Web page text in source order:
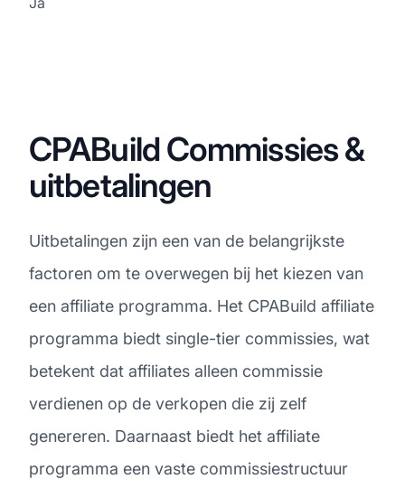
CPABuild Commissies &
uitbetalingen
Uitbetalingen zijn een van de belangrijkste
factoren om te overwegen bij het kiezen van
een affiliate programma. Het CPABuild affiliate
programma biedt single-tier commissies, wat
betekent dat affiliates alleen commissie
verdienen op de verkopen die zij zelf
genereren. Daarnaast biedt het affiliate
programma een vaste commissiestructuur